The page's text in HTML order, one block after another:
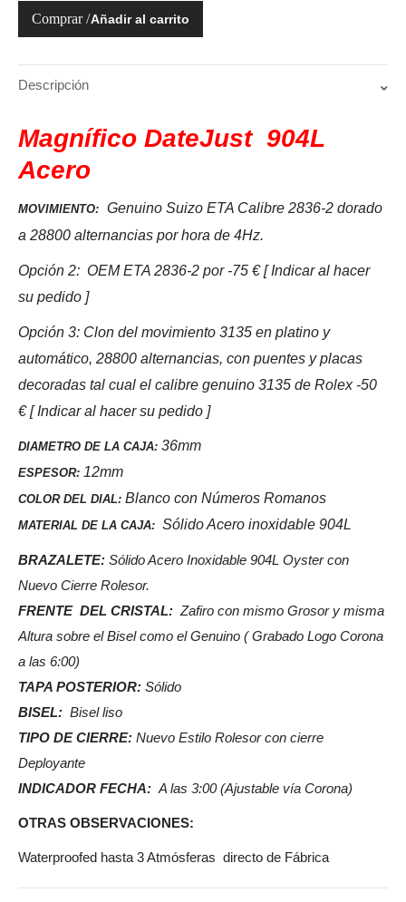
116200
Blanco
Añadir al carrito
Descripción
Magnífico DateJust 904L
Acero
MOVIMIENTO: Genuino Suizo ETA Calibre 2836-2 dorado
a 28800 alternancias por hora de 4Hz.
Opción 2: OEM ETA 2836-2 por -75 € [ Indicar al hacer
su pedido ]
Opción 3: Clon del movimiento 3135 en platino y
automático, 28800 alternancias, con puentes y placas
decoradas tal cual el calibre genuino 3135 de Rolex -50
€ [ Indicar al hacer su pedido ]
DIAMETRO DE LA CAJA: 36mm
ESPESOR: 12mm
COLOR DEL DIAL: Blanco con Números Romanos
MATERIAL DE LA CAJA: Sólido Acero inoxidable 904L
BRAZALETE: Sólido Acero Inoxidable 904L Oyster con
Nuevo Cierre Rolesor.
FRENTE DEL CRISTAL: Zafiro con mismo Grosor y misma
Altura sobre el Bisel como el Genuino ( Grabado Logo Corona
a las 6:00)
TAPA POSTERIOR: Sólido
BISEL: Bisel liso
TIPO DE CIERRE: Nuevo Estilo Rolesor con cierre
Deployante
INDICADOR FECHA: A las 3:00 (Ajustable vía Corona)
OTRAS OBSERVACIONES:
Waterproofed hasta 3 Atmósferas directo de Fábrica